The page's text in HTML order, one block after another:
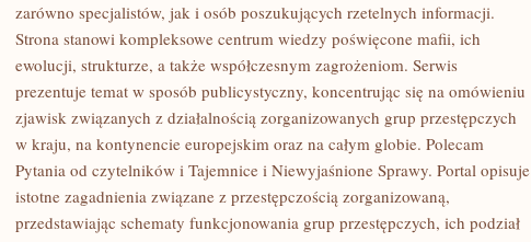
MAFIA
POLSCE
zarówno specjalistów, jak i osób poszukujących rzetelnych informacji.
Strona stanowi kompleksowe centrum wiedzy poświęcone mafii, ich
ewolucji, strukturze, a także współczesnym zagrożeniom. Serwis
prezentuje temat w sposób publicystyczny, koncentrując się na omówieniu
zjawisk związanych z działalnością zorganizowanych grup przestępczych
w kraju, na kontynencie europejskim oraz na całym globie. Polecam
Pytania od czytelników i Tajemnice i Niewyjaśnione Sprawy. Portal opisuje
istotne zagadnienia związane z przestępczością zorganizowaną,
przedstawiając schematy funkcjonowania grup przestępczych, ich podział